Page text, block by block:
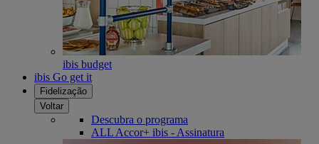
ibis budget
ibis Go get it
Fidelização
Voltar
Descubra o programa
ALL Accor+ ibis - Assinatura